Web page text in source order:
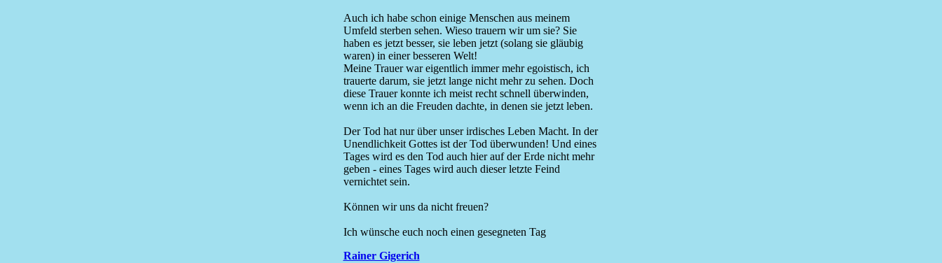
Auch ich habe schon einige Menschen aus meinem
Umfeld sterben sehen. Wieso trauern wir um sie? Sie
haben es jetzt besser, sie leben jetzt (solang sie gläubig
waren) in einer besseren Welt!
Meine Trauer war eigentlich immer mehr egoistisch, ich
trauerte darum, sie jetzt lange nicht mehr zu sehen. Doch
diese Trauer konnte ich meist recht schnell überwinden,
wenn ich an die Freuden dachte, in denen sie jetzt leben.
Der Tod hat nur über unser irdisches Leben Macht. In der
Unendlichkeit Gottes ist der Tod überwunden! Und eines
Tages wird es den Tod auch hier auf der Erde nicht mehr
geben - eines Tages wird auch dieser letzte Feind
vernichtet sein.
Können wir uns da nicht freuen?
Ich wünsche euch noch einen gesegneten Tag
Rainer Gigerich